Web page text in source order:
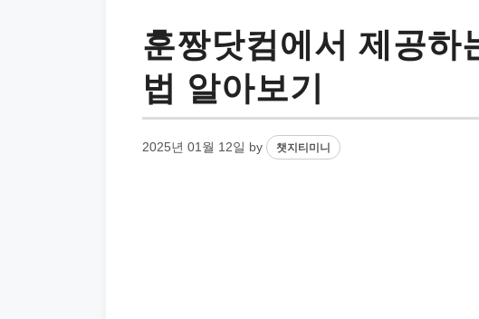
훈짱닷컴에서 제공하
법 알아보기
2025년 01월 12일 by 챗지티미니